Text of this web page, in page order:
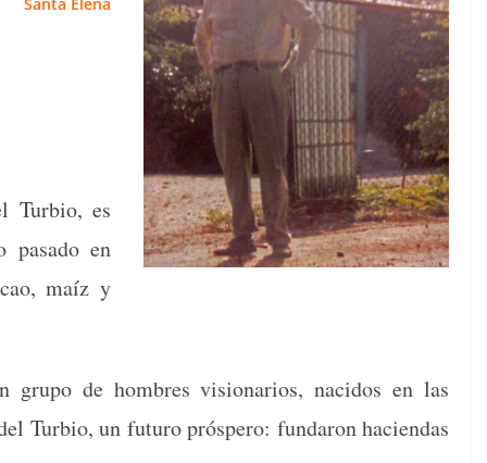
San­ta Elena
Tur­bio, es
pasa­do en
maíz y
de hom­bres vision­ar­ios, naci­dos en las
Tur­bio, un futuro próspero: fun­daron hacien­das